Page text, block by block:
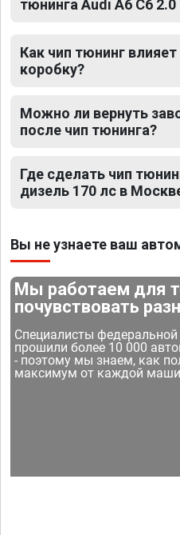
тюнинга Audi A6 C6
Как чип тюнинг влияет
коробку?
Можно ли вернуть
после чип тюнинга?
Где сделать чип
дизель 170 лс в
Вы не узнаете ваш
Мы работаем для
почувствовать
Специалисты
прошили более 10 000
- поэтому мы знаем, как
максимум от каждой